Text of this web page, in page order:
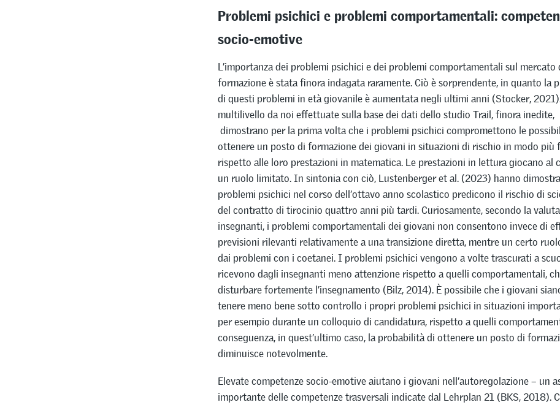
Problemi psichici e problemi comportamentali:
socio-emotive
L’importanza dei problemi psichici e dei problemi comportamentali sul mercato
formazione è stata finora indagata raramente. Ciò è sorprendente, in quanto la
di questi problemi in età giovanile è aumentata negli ultimi anni (Stocker,
multilivello da noi effettuate sulla base dei dati dello studio Trail, finora inedite,
dimostrano per la prima volta che i problemi psichici compromettono le
ottenere un posto di formazione dei giovani in situazioni di rischio in modo più
rispetto alle loro prestazioni in matematica. Le prestazioni in lettura giocano al
un ruolo limitato. In sintonia con ciò, Lustenberger et al. (2023) hanno
problemi psichici nel corso dell’ottavo anno scolastico predicono il rischio di
del contratto di tirocinio quattro anni più tardi. Curiosamente, secondo la
insegnanti, i problemi comportamentali dei giovani non consentono invece di
previsioni rilevanti relativamente a una transizione diretta, mentre un certo
dai problemi con i coetanei. I problemi psichici vengono a volte trascurati a
ricevono dagli insegnanti meno attenzione rispetto a quelli comportamentali,
disturbare fortemente l’insegnamento (Bilz, 2014). È possibile che i giovani
tenere meno bene sotto controllo i propri problemi psichici in situazioni
per esempio durante un colloquio di candidatura, rispetto a quelli
conseguenza, in quest’ultimo caso, la probabilità di ottenere un posto di
diminuisce notevolmente.
Elevate competenze socio-emotive aiutano i giovani nell’autoregolazione – un
importante delle competenze trasversali indicate dal Lehrplan 21 (BKS, 2018).